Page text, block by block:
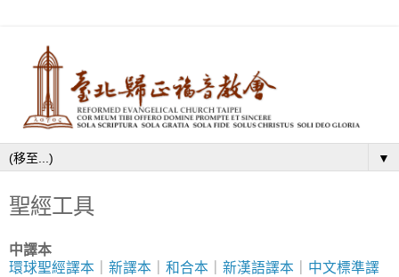
▼
聖經工具
中譯本
環球聖經譯本
新譯本 和合本 新漢語譯本
中文標準譯